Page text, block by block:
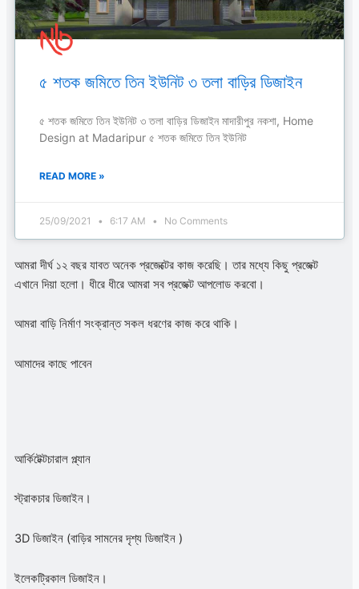
৫ শতক জমিতে তিন ইউনিট ৩ তলা বাড়ির ডিজাইন
৫ শতক জমিতে তিন ইউনিট ৩ তলা বাড়ির ডিজাইন মাদারীপুর নকশা, Home
Design at Madaripur ৫ শতক জমিতে তিন ইউনিট
READ MORE »
25/09/2021 6:17 AM No Comments
আমরা দীর্ঘ ১২ বছর যাবত অনেক প্রজেক্টের কাজ করেছি। তার মধ্যে কিছু প্রজেক্ট
এখানে দিয়া হলো। ধীরে ধীরে আমরা সব প্রজেক্ট আপলোড করবো।
আমরা বাড়ি নির্মাণ সংক্রান্ত সকল ধরণের কাজ করে থাকি।
আমাদের কাছে পাবেন
আর্কিটেক্টচারাল প্ল্যান
স্ট্রাকচার ডিজাইন।
3D ডিজাইন (বাড়ির সামনের দৃশ্য ডিজাইন )
ইলেকট্রিকাল ডিজাইন।